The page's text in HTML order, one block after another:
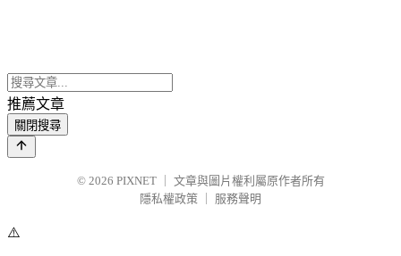
推薦文章
關閉搜尋
© 2026 PIXNET
文章與圖片權利屬原作者所有
隱私權政策
服務聲明
⚠️